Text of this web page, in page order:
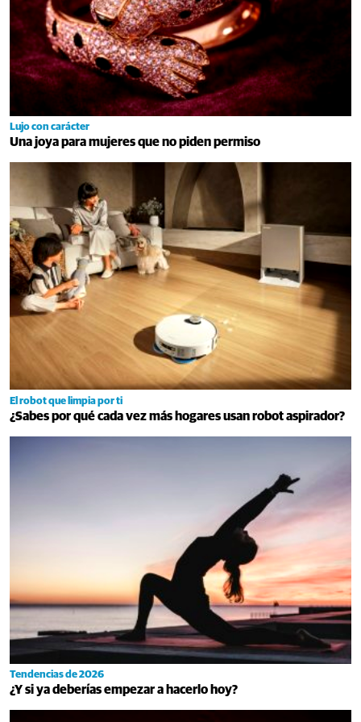
Lujo con carácter
Una joya para mujeres que no piden permiso
El robot que limpia por ti
¿Sabes por qué cada vez más hogares usan robot aspirador?
Tendencias de 2026
¿Y si ya deberías empezar a hacerlo hoy?